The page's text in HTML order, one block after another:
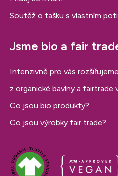
Soutěž o tašku s vlastním
Jsme bio a fair
Intenzivně pro vás
z organické bavlny a fairtrade
Co jsou bio produkty?
Co jsou výrobky fair trade?